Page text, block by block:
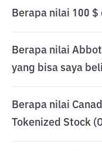
Berapa nilai 100 $
Berapa nilai
yang bisa saya
Berapa nilai
Tokenized Stock